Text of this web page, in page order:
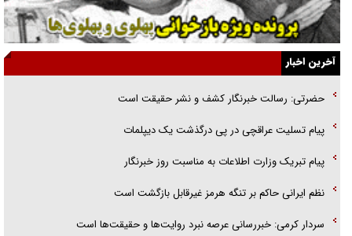
آیا مقاومت فلسطین خلع‌سلاح می‌شود؟
الگوی وحدت‌آفرین در ادراک سیاست خارجی
گفتگوی دکتر اخوان مدیرمسئول روزنامه جوان با برنامه تلویزیونی «نبرد
هرمز»
امام حسین (ع) کشته سیرت‌های عصر جاهلی شد
فریاد‌ها و ناله‌های دوستان مبارزدلم را آتش می‌زد
آخرین اخبار
حضرتی: رسالت خبرنگار کشف و نشر حقیقت است
پیام تسلیت عراقچی در پی درگذشت یک دیپلمات
پیام تبریک وزارت اطلاعات به مناسبت روز خبرنگار
نظم ایرانی حاکم بر تنگه هرمز غیرقابل بازگشت است
سردار کرمی: خبررسانی عرصه نبرد روایت‌ها و حقیقت‌ها است